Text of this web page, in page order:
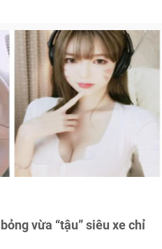
vừa “tậu” siêu xe chỉ